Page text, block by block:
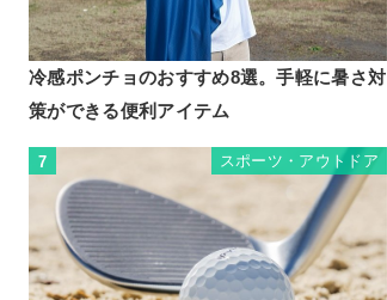
冷感ポンチョのおすすめ8選。手軽に暑さ対
策ができる便利アイテム
7 スポーツ・アウトドア